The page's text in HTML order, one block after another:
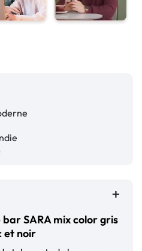
SARA mix color gris
et noir